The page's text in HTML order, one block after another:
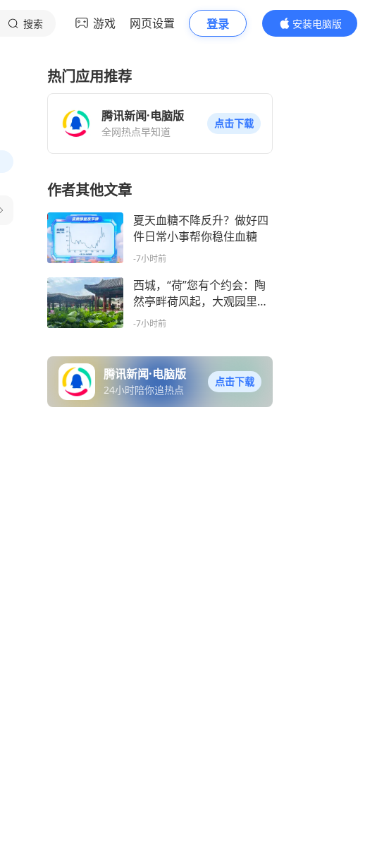
搜索 游戏 网页设置 登录
安装电脑版
内容更精彩
热门应用推荐
腾讯新闻·电脑版
全网热点早知道
点击下载
作者其他文章
夏天血糖不降反升？做好四
件日常小事帮你稳住血糖
-7小时前
西城，“荷”您有个约会：陶
然亭畔荷风起，大观园里觅
清幽
-7小时前
腾讯新闻·电脑版
24小时陪你追热点
点击下载